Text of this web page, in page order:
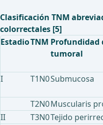
Clasificación TNM
colorrectales [5]
EstadioTNM
tumoral
I T1N0Submucosa
T2N0Muscularis
II
T3N0Tejido